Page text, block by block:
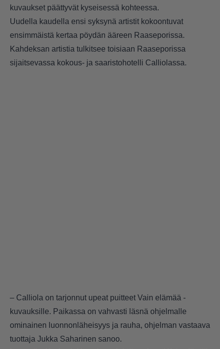
kuvaukset päättyvät kyseisessä kohteessa.
Uudella kaudella ensi syksynä artistit kokoontuvat
ensimmäistä kertaa pöydän ääreen Raaseporissa.
Kahdeksan artistia tulkitsee toisiaan Raaseporissa
sijaitsevassa kokous- ja saaristohotelli Calliolassa.
– Calliola on tarjonnut upeat puitteet Vain elämää -
kuvauksille. Paikassa on vahvasti läsnä ohjelmalle
ominainen luonnonläheisyys ja rauha, ohjelman vastaava
tuottaja Jukka Saharinen sanoo.